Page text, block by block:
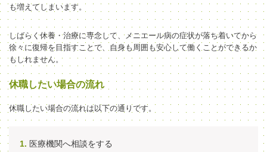
も増えてしまいます。
しばらく休養・治療に専念して、メニエール病の症状が落ち着いてから
徐々に復帰を目指すことで、自身も周囲も安心して働くことができるか
もしれません。
休職したい場合の流れ
休職したい場合の流れは以下の通りです。
医療機関へ相談をする